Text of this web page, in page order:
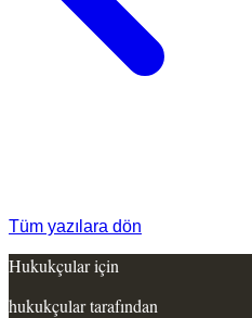
Tüm yazılara dön
Hukukçular için
hukukçular tarafından